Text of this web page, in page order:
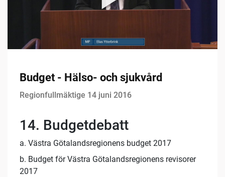
Budget - Hälso- och sjukvård
Regionfullmäktige 14 juni 2016
14. Budgetdebatt
a. Västra Götalandsregionens budget 2017
b. Budget för Västra Götalandsregionens revisorer
2017